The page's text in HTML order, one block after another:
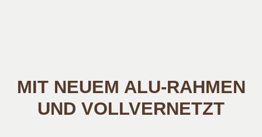
MIT NEUEM ALU-RAHMEN
UND VOLLVERNETZT